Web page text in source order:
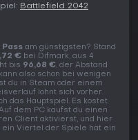
Battlefield 2042
am günstigsten? Stand
€ bei Difmark, aus 4
bis 96,68 €, der Abstand
also schon bei wenigen
du in Steam oder einem
lohnt sich vorher.
das Hauptspiel. Es kostet
dem PC kaufst du einen
Client aktivierst, und hier
Viertel der Spiele hat ein